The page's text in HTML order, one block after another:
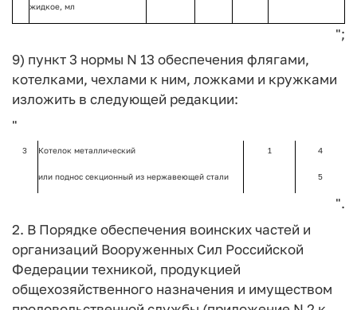
жидкое, мл
";
9) пункт 3 нормы N 13 обеспечения флягами,
котелками, чехлами к ним, ложками и кружками
изложить в следующей редакции:
"
3 Котелок металлический 1 4
или поднос секционный из нержавеющей стали 5
".
2. В Порядке обеспечения воинских частей и
организаций Вооруженных Сил Российской
Федерации техникой, продукцией
общехозяйственного назначения и имуществом